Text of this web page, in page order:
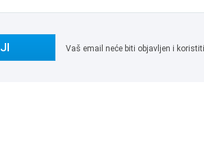
Vaš email neće biti objavljen i